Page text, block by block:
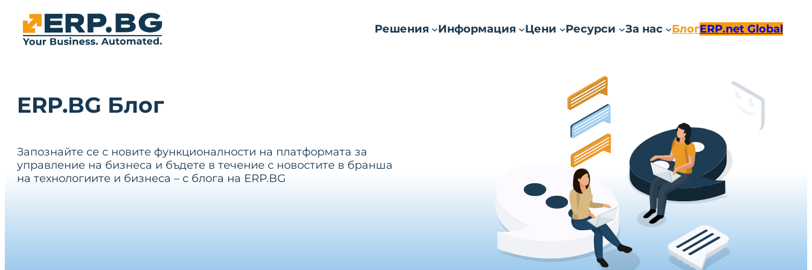
Решения Информация Цени Ресурси За нас БлогERP.net Global
ERP.BG Блог
Запознайте се с новите функционалности на платформата за
управление на бизнеса и бъдете в течение с новостите в бранша
на технологиите и бизнеса – с блога на ERP.BG